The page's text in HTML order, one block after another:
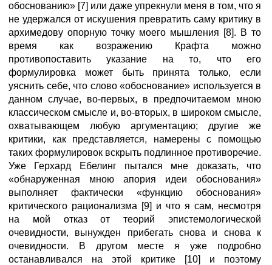
обоснованию» [7] или даже упрекнули меня в том, что я
не удержался от искушения превратить саму критику в
архимедову опорную точку моего мышления [8]. В то
время как возражению Крафта можно
противопоставить указание на то, что его
формулировка может быть принята только, если
уяснить себе, что слово «обоснование» используется в
данном случае, во-первых, в предпочитаемом мною
классическом смысле и, во-вторых, в широком смысле,
охватывающем любую аргументацию; другие же
критики, как представляется, намерены с помощью
таких формулировок вскрыть подлинное противоречие.
Уже Герхард Ебелинг пытался мне доказать, что
«обнаруженная мною апория идеи обоснования»
выполняет фактически «функцию обоснования»
критического рационализма [9] и что я сам, несмотря
на мой отказ от теорий эпистемологической
очевидности, вынужден прибегать снова и снова к
очевидности. В другом месте я уже подробно
останавливался на этой критике [10] и поэтому